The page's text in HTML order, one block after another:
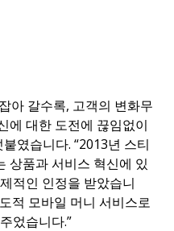
아 갈수록, 고객의 변화무
에 대한 도전에 끊임없이
였습니다. “2013년 스티
상품과 서비스 혁신에 있
적인 인정을 받았습니
적 모바일 머니 서비스로
었습니다.”